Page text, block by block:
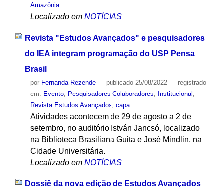
Amazônia
Localizado em NOTÍCIAS
Revista "Estudos Avançados" e pesquisadores
do IEA integram programação do USP Pensa
Brasil
por Fernanda Rezende — publicado25/08/2022 — registrado
em: Evento, Pesquisadores Colaboradores Institucional
Revista Estudos Avançados capa
Atividades acontecem de 29 de agosto a 2 de
setembro, no auditório István Jancsó, localizado
na Biblioteca Brasiliana Guita e José Mindlin, na
Cidade Universitária.
Localizado em NOTÍCIAS
Dossiê da nova edição de Estudos Avançados